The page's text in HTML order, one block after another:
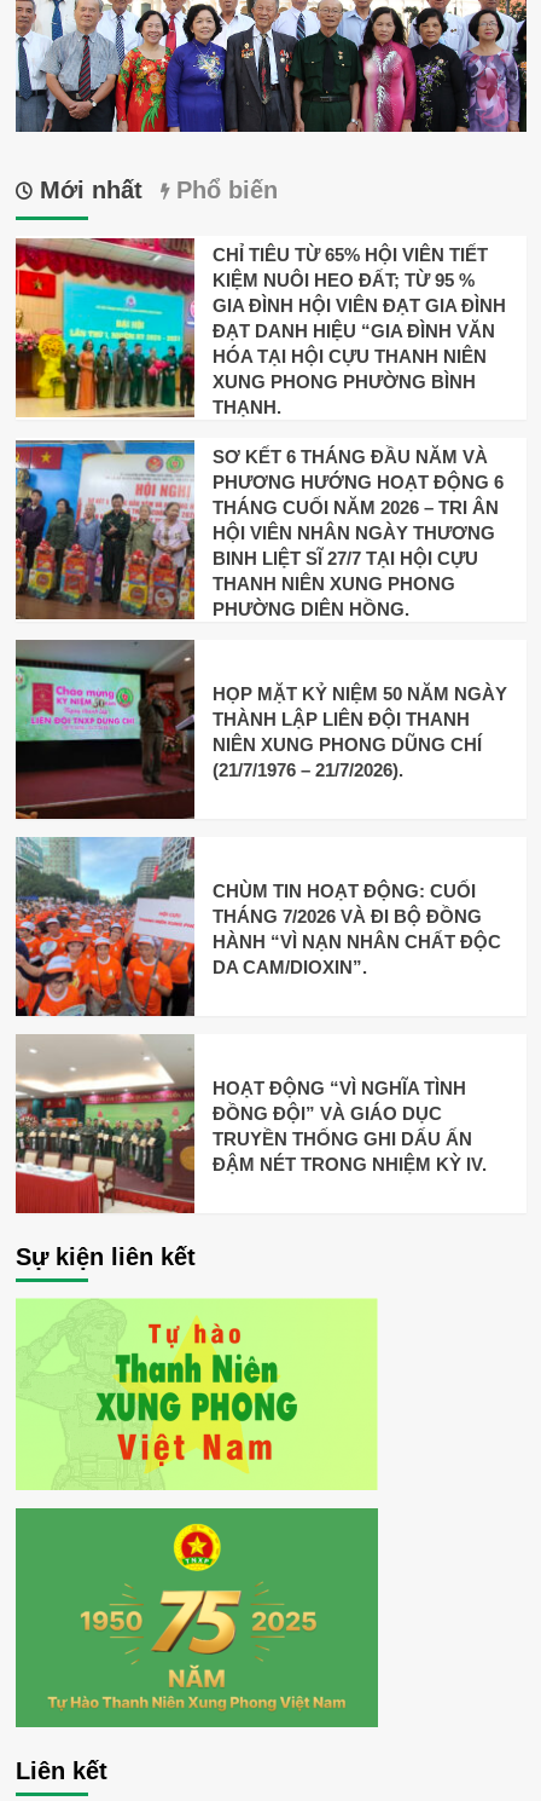
Mới nhất Phổ biến
CHỈ TIÊU TỪ 65% HỘI VIÊN TIẾT
KIỆM NUÔI HEO ĐẤT; TỪ 95 %
GIA ĐÌNH HỘI VIÊN ĐẠT GIA ĐÌNH
ĐẠT DANH HIỆU “GIA ĐÌNH VĂN
HÓA TẠI HỘI CỰU THANH NIÊN
XUNG PHONG PHƯỜNG BÌNH
THẠNH.
SƠ KẾT 6 THÁNG ĐẦU NĂM VÀ
PHƯƠNG HƯỚNG HOẠT ĐỘNG 6
THÁNG CUỐI NĂM 2026 – TRI ÂN
HỘI VIÊN NHÂN NGÀY THƯƠNG
BINH LIỆT SĨ 27/7 TẠI HỘI CỰU
THANH NIÊN XUNG PHONG
PHƯỜNG DIÊN HỒNG.
HỌP MẶT KỶ NIỆM 50 NĂM NGÀY
THÀNH LẬP LIÊN ĐỘI THANH
NIÊN XUNG PHONG DŨNG CHÍ
(21/7/1976 – 21/7/2026).
CHÙM TIN HOẠT ĐỘNG: CUỐI
THÁNG 7/2026 VÀ ĐI BỘ ĐỒNG
HÀNH “VÌ NẠN NHÂN CHẤT ĐỘC
DA CAM/DIOXIN”.
HOẠT ĐỘNG “VÌ NGHĨA TÌNH
ĐỒNG ĐỘI” VÀ GIÁO DỤC
TRUYỀN THỐNG GHI DẤU ẤN
ĐẬM NÉT TRONG NHIỆM KỲ IV.
Sự kiện liên kết
Liên kết